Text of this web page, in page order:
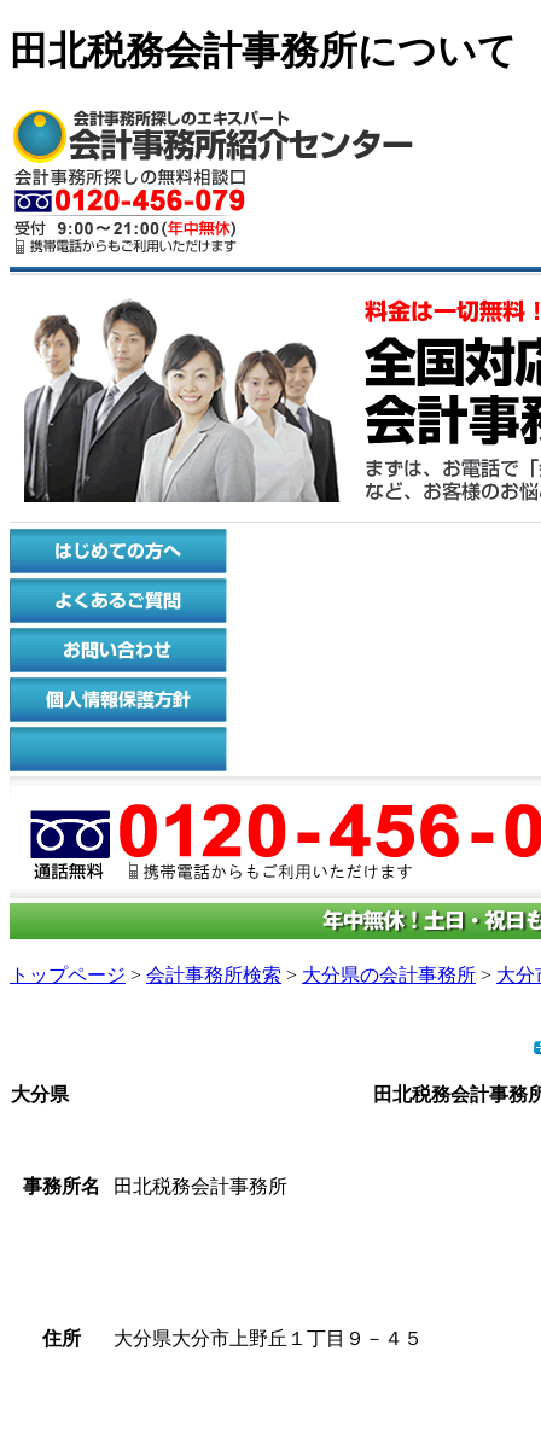
田北税務会計事務所について
トップページ > 会計事務所検索 > 大分県の会計事務所 > 大分
大分県 田北税務会計事務
事務所名 田北税務会計事務所
住所 大分県大分市上野丘１丁目９－４５